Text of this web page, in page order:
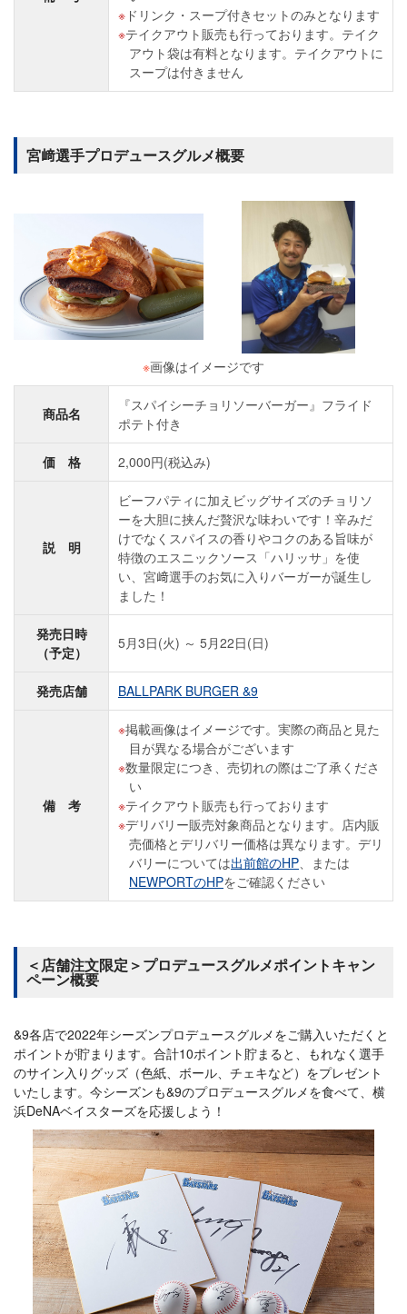
ドリンク・スープ付きセットのみとなります
テイクアウト販売も行っております。テイク
アウト袋は有料となります。テイクアウトに
スープは付きません
宮﨑選手プロデュースグルメ概要
※画像はイメージです
商品名
『スパイシーチョリソーバーガー』フライド
ポテト付き
価 格 2,000円(税込み)
説 明
ビーフパティに加えビッグサイズのチョリソ
ーを大胆に挟んだ贅沢な味わいです！辛みだ
けでなくスパイスの香りやコクのある旨味が
特徴のエスニックソース「ハリッサ」を使
い、宮﨑選手のお気に入りバーガーが誕生し
ました！
発売日時
（予定）
5月3日(火) ～ 5月22日(日)
発売店舗 BALLPARK BURGER &9
備 考
掲載画像はイメージです。実際の商品と見た
目が異なる場合がございます
数量限定につき、売切れの際はご了承くださ
い
テイクアウト販売も行っております
デリバリー販売対象商品となります。店内販
売価格とデリバリー価格は異なります。デリ
バリーについては出前館のHP、または
NEWPORTのHPをご確認ください
＜店舗注文限定＞プロデュースグルメポイントキャン
ペーン概要
&9各店で2022年シーズンプロデュースグルメをご購入いただくと
ポイントが貯まります。合計10ポイント貯まると、もれなく選手
のサイン入りグッズ（色紙、ボール、チェキなど）をプレゼント
いたします。今シーズンも&9のプロデュースグルメを食べて、横
浜DeNAベイスターズを応援しよう！